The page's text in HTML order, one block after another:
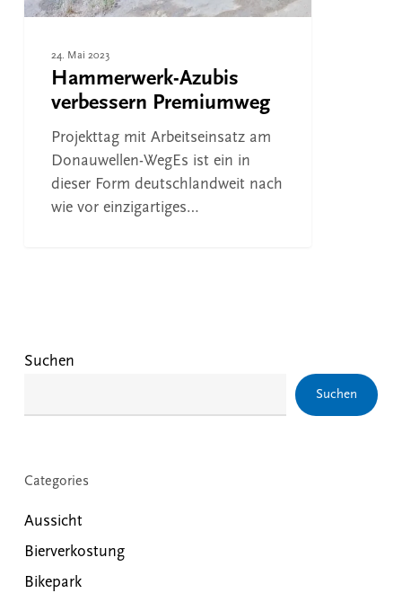
24. Mai 2023
Hammerwerk-Azubis
verbessern Premiumweg
Projekttag mit Arbeitseinsatz am
Donauwellen-WegEs ist ein in
dieser Form deutschlandweit nach
wie vor einzigartiges…
Suchen
Suchen
Categories
Aussicht
Bierverkostung
Bikepark